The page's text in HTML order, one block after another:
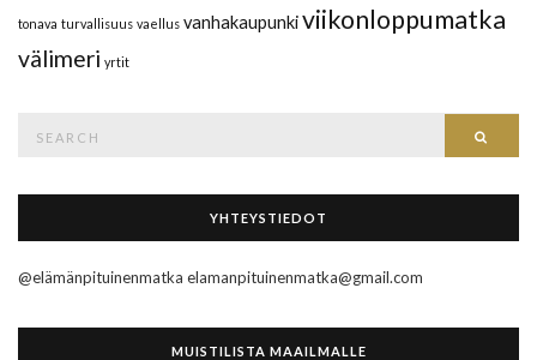
tonava turvallisuus vaellus vanhakaupunkiviikonloppumatka
välimeri yrtit
YHTEYSTIEDOT
@elämänpituinenmatka elamanpituinenmatka@gmail.com
MUISTILISTA MAAILMALLE